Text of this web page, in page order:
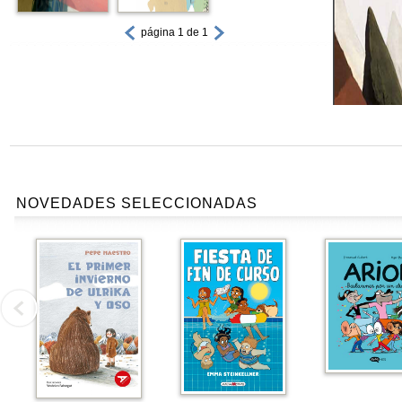
página 1 de 1
NOVEDADES SELECCIONADAS